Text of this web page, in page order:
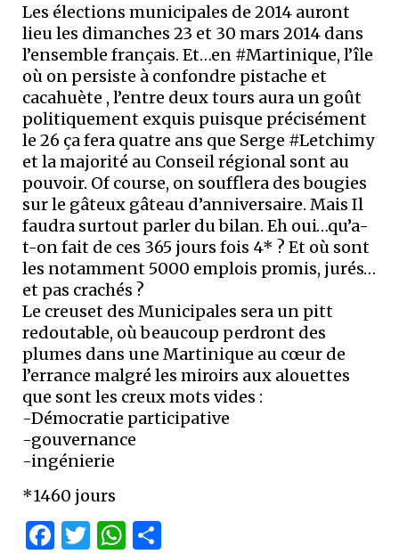
Les élections municipales de 2014 auront
lieu les dimanches 23 et 30 mars 2014 dans
l’ensemble français. Et…en #Martinique, l’île
où on persiste à confondre pistache et
cacahuète , l’entre deux tours aura un goût
politiquement exquis puisque précisément
le 26 ça fera quatre ans que Serge #Letchimy
et la majorité au Conseil régional sont au
pouvoir. Of course, on soufflera des bougies
sur le gâteux gâteau d’anniversaire. Mais Il
faudra surtout parler du bilan. Eh oui…qu’a-
t-on fait de ces 365 jours fois 4* ? Et où sont
les notamment 5000 emplois promis, jurés…
et pas crachés ?
Le creuset des Municipales sera un pitt
redoutable, où beaucoup perdront des
plumes dans une Martinique au cœur de
l’errance malgré les miroirs aux alouettes
que sont les creux mots vides :
-Démocratie participative
-gouvernance
-ingénierie
*1460 jours
Facebook
Twitter
WhatsApp